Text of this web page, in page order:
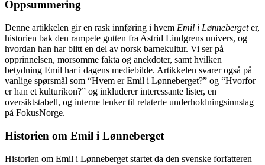
Oppsummering
Denne artikkelen gir en rask innføring i hvem Emil i Lønnebergeter,
historien bak den rampete gutten fra Astrid Lindgrens univers, og
hvordan han har blitt en del av norsk barnekultur. Vi ser på
opprinnelsen, morsomme fakta og anekdoter, samt hvilken
betydning Emil har i dagens mediebilde. Artikkelen svarer også på
vanlige spørsmål som “Hvem er Emil i Lønneberget?” og “Hvorfor
er han et kulturikon?” og inkluderer interessante lister, en
oversiktstabell, og interne lenker til relaterte underholdningsinnslag
på FokusNorge.
Historien om Emil i Lønneberget
Historien om Emil i Lønneberget startet da den svenske forfatteren